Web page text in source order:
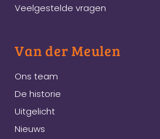
Veelgestelde vragen
Van der Meulen
Ons team
De historie
Uitgelicht
Nieuws